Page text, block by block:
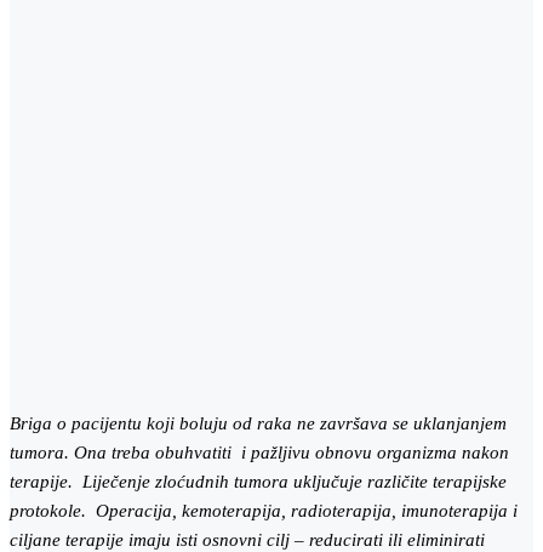
Briga o pacijentu koji boluju od raka ne završava se uklanjanjem
tumora. Ona treba obuhvatiti i pažljivu obnovu organizma nakon
terapije. Liječenje zloćudnih tumora uključuje različite terapijske
protokole. Operacija, kemoterapija, radioterapija, imunoterapija i
ciljane terapije imaju isti osnovni cilj – reducirati ili eliminirati